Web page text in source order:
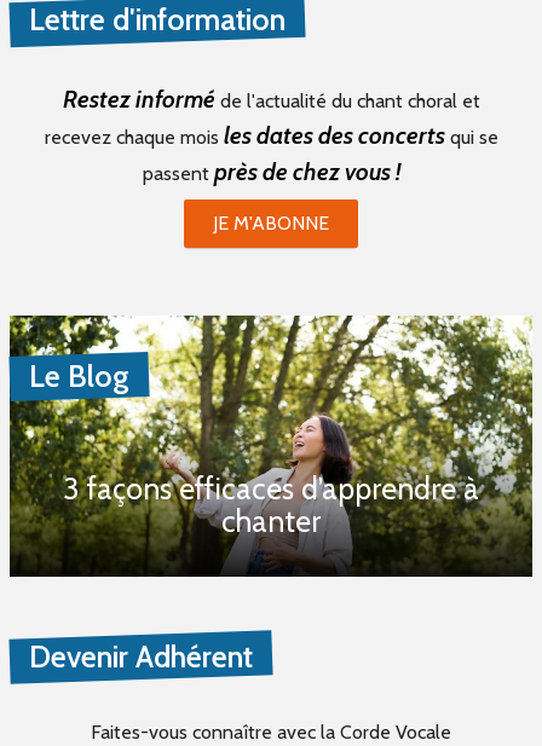
Lettre d'information
Restez informé de l'actualité du chant choral et
recevez chaque mois les dates des concertsqui se
passent près de chez vous !
JE M'ABONNE
Le Blog
3 façons efficaces d’apprendre à
chanter
Devenir Adhérent
Faites-vous connaître avec la Corde Vocale